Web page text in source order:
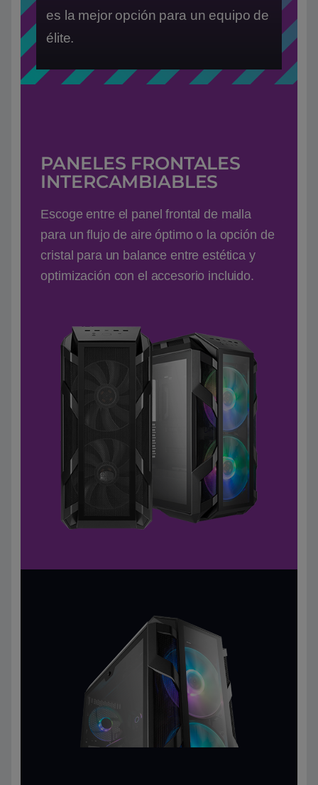
es la mejor opción para un equipo de
élite.
PANELES FRONTALES
INTERCAMBIABLES
Escoge entre el panel frontal de malla
para un flujo de aire óptimo o la opción de
cristal para un balance entre estética y
optimización con el accesorio incluido.